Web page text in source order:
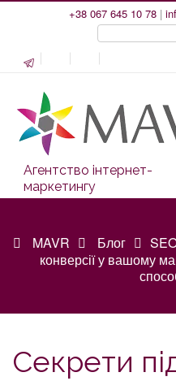
+38 067 645 10 78 |
Агентство інтернет-
маркетингу
MAVR Блог
конверсії у вашому
Секрети